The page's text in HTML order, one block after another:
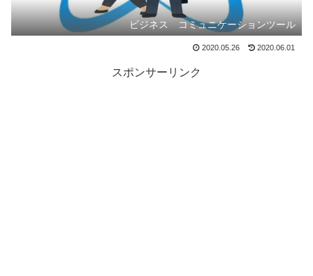
ビジネス コミュニケーションツール
2020.05.26 2020.06.01
スポンサーリンク